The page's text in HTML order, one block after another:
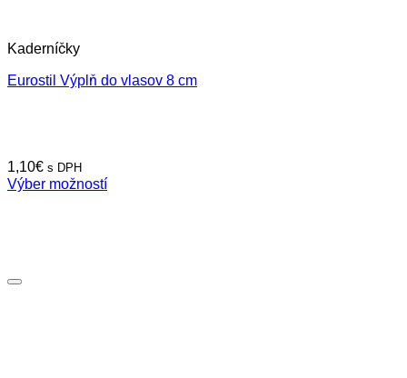
Kaderníčky
Eurostil Výplň do vlasov 8 cm
1,10€ s DPH
Výber možností
Možnosti